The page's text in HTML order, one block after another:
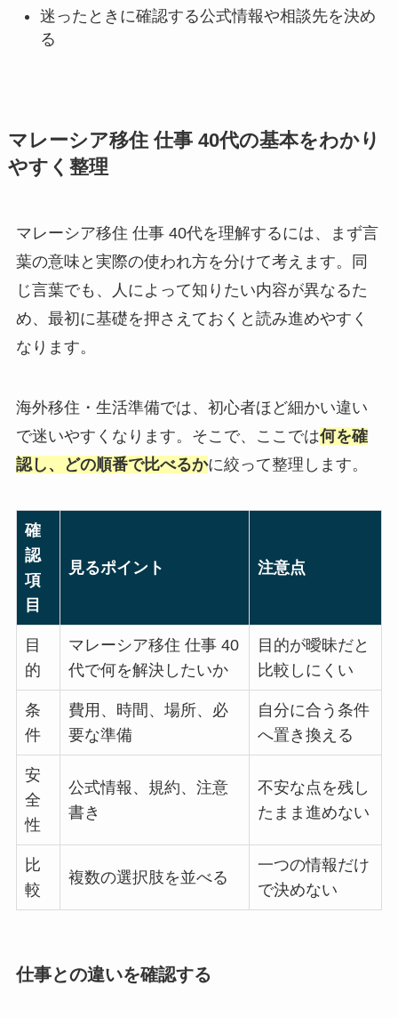
迷ったときに確認する公式情報や相談先を決め
る
マレーシア移住 仕事 40代の基本をわかり
やすく整理
マレーシア移住 仕事 40代を理解するには、まず言
葉の意味と実際の使われ方を分けて考えます。同
じ言葉でも、人によって知りたい内容が異なるた
め、最初に基礎を押さえておくと読み進めやすく
なります。
海外移住・生活準備では、初心者ほど細かい違い
で迷いやすくなります。そこで、ここでは何を確
認し、どの順番で比べるかに絞って整理します。
確
認
項
目
見るポイント 注意点
目
的
マレーシア移住 仕事 40
代で何を解決したいか
目的が曖昧だと
比較しにくい
条
件
費用、時間、場所、必
要な準備
自分に合う条件
へ置き換える
安
全
性
公式情報、規約、注意
書き
不安な点を残し
たまま進めない
比
較
複数の選択肢を並べる
一つの情報だけ
で決めない
仕事との違いを確認する